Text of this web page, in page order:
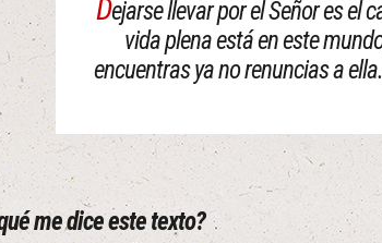
Dejarse llevar por el Señor es el
vida plena está en este
encuentras ya no renuncias a
me dice este texto?